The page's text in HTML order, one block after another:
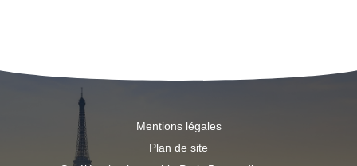
Mentions légales
Plan de site